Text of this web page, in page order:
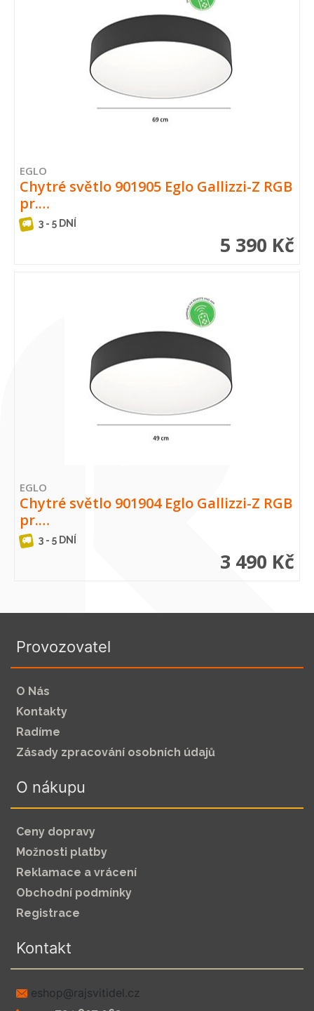
EGLO
Chytré světlo 901905 Eglo Gallizzi-Z RGB
pr.…
3 - 5 DNÍ
5 390 Kč
EGLO
Chytré světlo 901904 Eglo Gallizzi-Z RGB
pr.…
3 - 5 DNÍ
3 490 Kč
Provozovatel
O Nás
Kontakty
Radíme
Zásady zpracování osobních údajů
O nákupu
Ceny dopravy
Možnosti platby
Reklamace a vrácení
Obchodní podmínky
Registrace
Kontakt
zc.leditivsjar@pohse